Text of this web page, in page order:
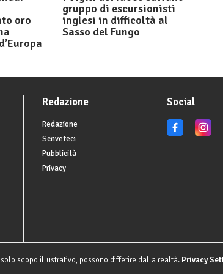
oro
gruppo di escursionisti
inglesi in difficoltà al
Sasso del Fungo
Redazione
Redazione
Scriveteci
Pubblicità
Privacy
Social
scopo illustrativo, possono differire dalla realtà. Privacy